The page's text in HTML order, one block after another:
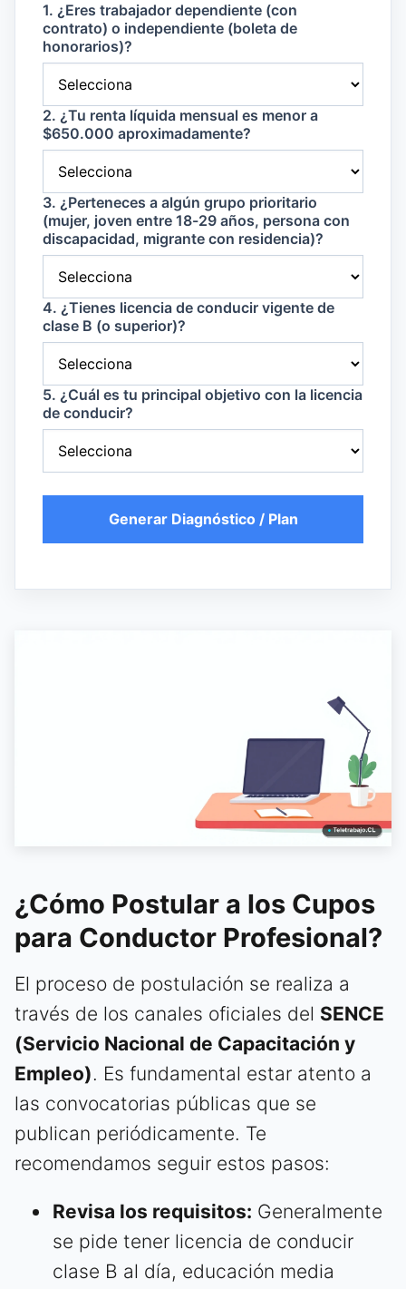
1. ¿Eres trabajador dependiente (con
contrato) o independiente (boleta de
honorarios)?
2. ¿Tu renta líquida mensual es menor a
$650.000 aproximadamente?
3. ¿Perteneces a algún grupo prioritario
(mujer, joven entre 18-29 años, persona con
discapacidad, migrante con residencia)?
4. ¿Tienes licencia de conducir vigente de
clase B (o superior)?
5. ¿Cuál es tu principal objetivo con la licencia
de conducir?
Generar Diagnóstico / Plan
¿Cómo Postular a los Cupos
para Conductor Profesional?
El proceso de postulación se realiza a
través de los canales oficiales del SENCE
(Servicio Nacional de Capacitación y
Empleo). Es fundamental estar atento a
las convocatorias públicas que se
publican periódicamente. Te
recomendamos seguir estos pasos:
Revisa los requisitos: Generalmente
se pide tener licencia de conducir
clase B al día, educación media